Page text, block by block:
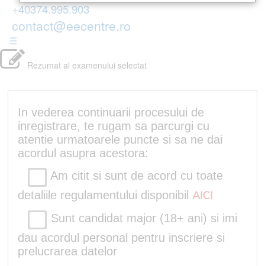
+40374.995.903
contact@eecentre.ro
☰
Rezumat al examenului selectat
In vederea continuarii procesului de
inregistrare, te rugam sa parcurgi cu
atentie urmatoarele puncte si sa ne dai
acordul asupra acestora:
Am citit si sunt de acord cu toate
detaliile regulamentului disponibil AICI
Sunt candidat major (18+ ani) si imi
dau acordul personal pentru inscriere si
prelucrarea datelor